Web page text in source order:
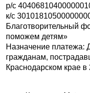
р/с
к/с
Благотворительный
поможем детям»
Назначение платежа:
гражданам,
Краснодарском крае в